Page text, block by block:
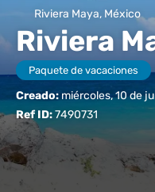
Riviera Maya, México
Riviera
Paquete de vacaciones
Creado: miércoles, 10 de
Ref ID:7490731